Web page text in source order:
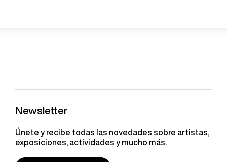
Newsletter
Únete y recibe todas las novedades sobre artistas,
exposiciones, actividades y mucho más.